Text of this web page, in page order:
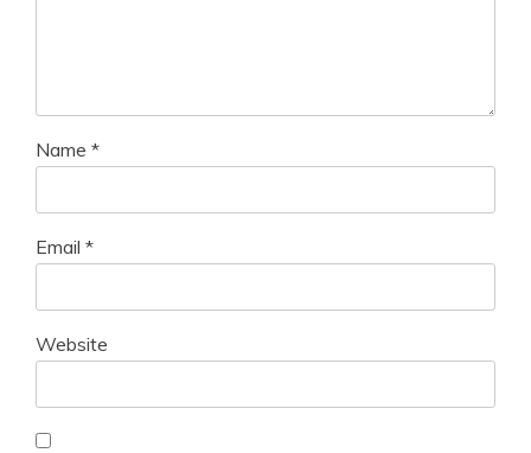
Name *
Email *
Website